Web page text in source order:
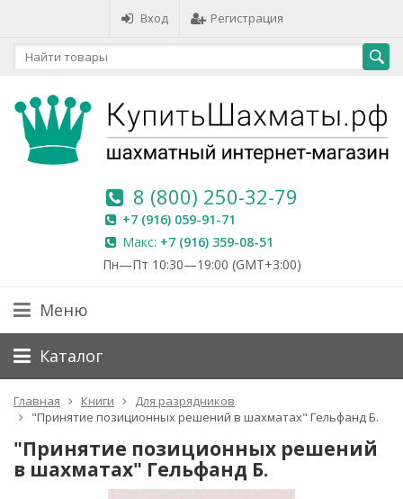
Вход Регистрация
8 (800) 250-32-79
+7 (916) 059-91-71
Макс: +7 (916) 359-08-51
Пн—Пт 10:30—19:00 (GMT+3:00)
Меню
Каталог
Главная Книги
Для разрядников
"Принятие позиционных решений в шахматах" Гельфанд Б.
"Принятие позиционных решений
в шахматах" Гельфанд Б.